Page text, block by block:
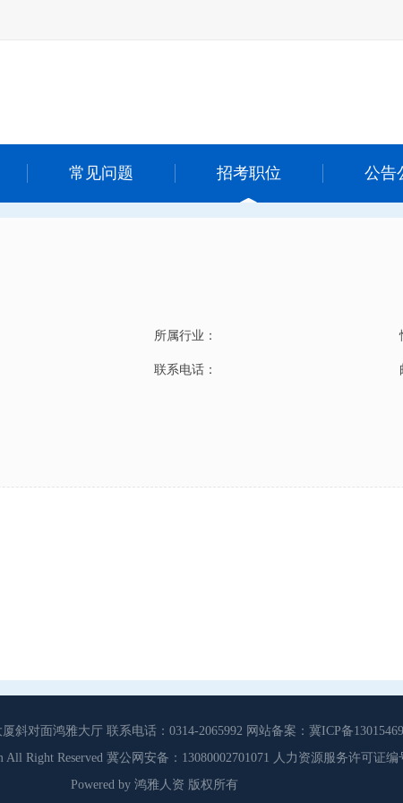
常见问题 招考职位 公告
所属行业：
联系电话：
斜对面鸿雅大厅 联系电话：0314-2065992 网站备案：冀ICP备
Right Reserved 冀公网安备：13080002701071 人力资源服务许可证编
Powered by 鸿雅人资 版权所有